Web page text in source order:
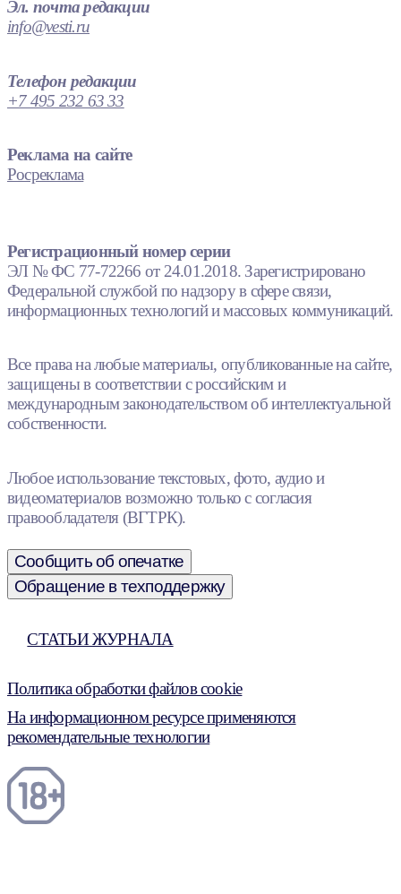
Эл. почта редакции
info@vesti.ru
Телефон редакции
+7 495 232 63 33
Реклама на сайте
Росреклама
Регистрационный номер серии
ЭЛ № ФС 77-72266 от 24.01.2018. Зарегистрировано
Федеральной службой по надзору в сфере связи,
информационных технологий и массовых коммуникаций.
Все права на любые материалы, опубликованные на сайте,
защищены в соответствии с российским и
международным законодательством об интеллектуальной
собственности.
Любое использование текстовых, фото, аудио и
видеоматериалов возможно только с согласия
правообладателя (ВГТРК).
Сообщить об опечатке
Обращение в техподдержку
СТАТЬИ ЖУРНАЛА
Политика обработки файлов cookie
На информационном ресурсе применяются
рекомендательные технологии